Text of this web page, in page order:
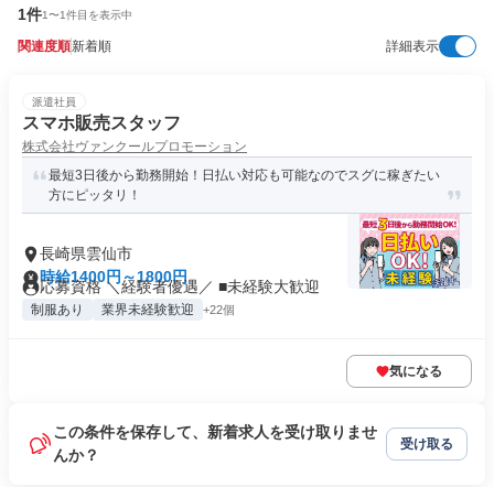
1件1〜1件目を表示中
関連度順新着順 詳細表示
派遣社員
スマホ販売スタッフ
株式会社ヴァンクールプロモーション
最短3日後から勤務開始！日払い対応も可能なのでスグに稼ぎたい
方にピッタリ！
長崎県雲仙市
時給1400円～1800円
応募資格 ＼経験者優遇／ ■未経験大歓迎
制服あり 業界未経験歓迎 +22個
気になる
この条件を保存して、新着求人を受け取りませ
んか？
受け取る